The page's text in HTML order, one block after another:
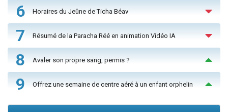
6 Horaires du Jeûne de Ticha Béav
7 Résumé de la Paracha Réé en animation Vidéo IA
8 Avaler son propre sang, permis ?
9 Offrez une semaine de centre aéré à un enfant orphelin